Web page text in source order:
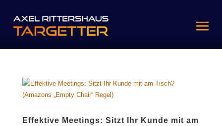
Effektive Meetings: Sitzt Ihr Kunde mit am